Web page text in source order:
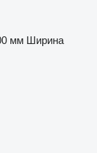
мм Ширина